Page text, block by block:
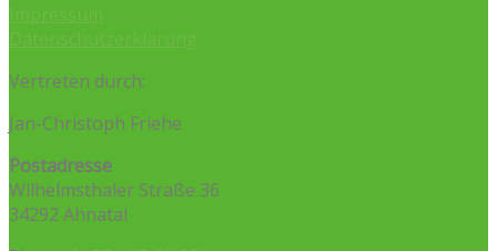
Impressum
Datenschutzerklärung
Vertreten durch:
Jan-Christoph Friehe
Postadresse
Wilhelmsthaler Straße 36
34292 Ahnatal